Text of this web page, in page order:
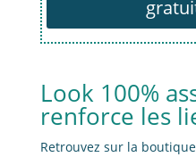
Look 100%
renforce les
Retrouvez sur la